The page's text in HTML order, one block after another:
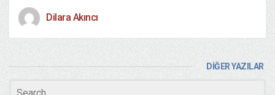
Dilara Akıncı
DİĞER YAZILAR